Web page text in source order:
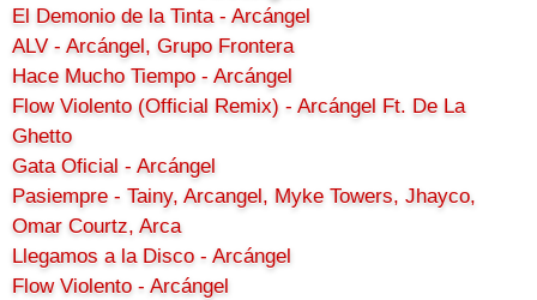
El Demonio de la Tinta - Arcángel
ALV - Arcángel, Grupo Frontera
Hace Mucho Tiempo - Arcángel
Flow Violento (Official Remix) - Arcángel Ft. De La
Ghetto
Gata Oficial - Arcángel
Pasiempre - Tainy, Arcangel, Myke Towers, Jhayco,
Omar Courtz, Arca
Llegamos a la Disco - Arcángel
Flow Violento - Arcángel